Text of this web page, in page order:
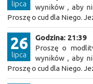
lipca
wyników , aby
Proszę o cud dla Niego.
26
lipca
Godzina: 21:39
Proszę o
wyników , aby
Proszę o cud dla Niego.